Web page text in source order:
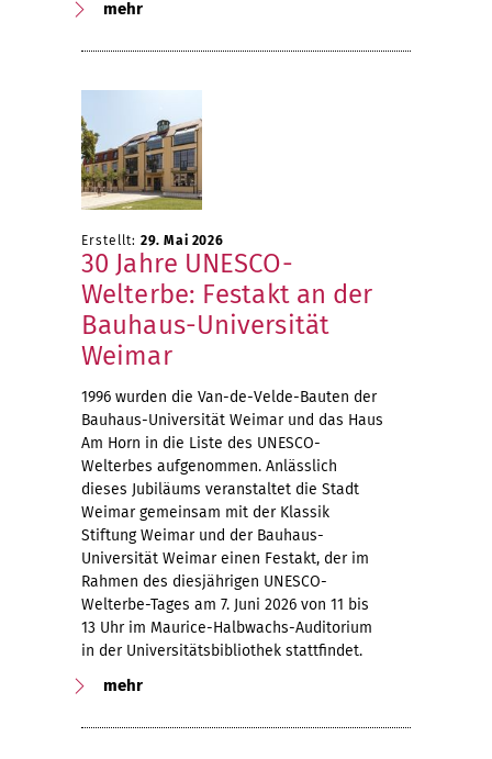
mehr
Erstellt: 29. Mai 2026
30 Jahre UNESCO-
Welterbe: Festakt an der
Bauhaus-Universität
Weimar
1996 wurden die Van-de-Velde-Bauten der
Bauhaus-Universität Weimar und das Haus
Am Horn in die Liste des UNESCO-
Welterbes aufgenommen. Anlässlich
dieses Jubiläums veranstaltet die Stadt
Weimar gemeinsam mit der Klassik
Stiftung Weimar und der Bauhaus-
Universität Weimar einen Festakt, der im
Rahmen des diesjährigen UNESCO-
Welterbe-Tages am 7. Juni 2026 von 11 bis
13 Uhr im Maurice-Halbwachs-Auditorium
in der Universitätsbibliothek stattfindet.
mehr